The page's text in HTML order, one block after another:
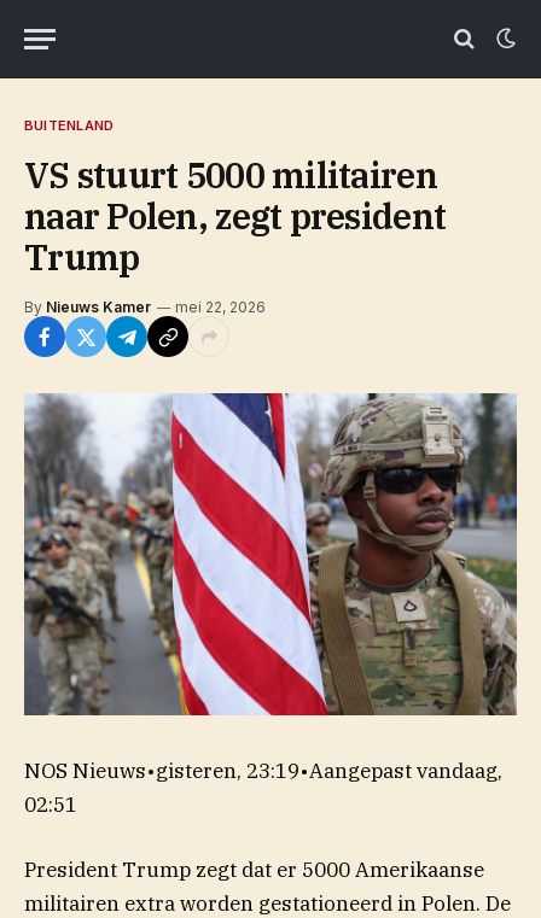
BUITENLAND
VS stuurt 5000 militairen
naar Polen, zegt president
Trump
By Nieuws Kamer mei 22, 2026
NOS Nieuws•gisteren, 23:19•Aangepastvandaag,
02:51
President Trump zegt dat er 5000 Amerikaanse
militairen extra worden gestationeerd in Polen. De